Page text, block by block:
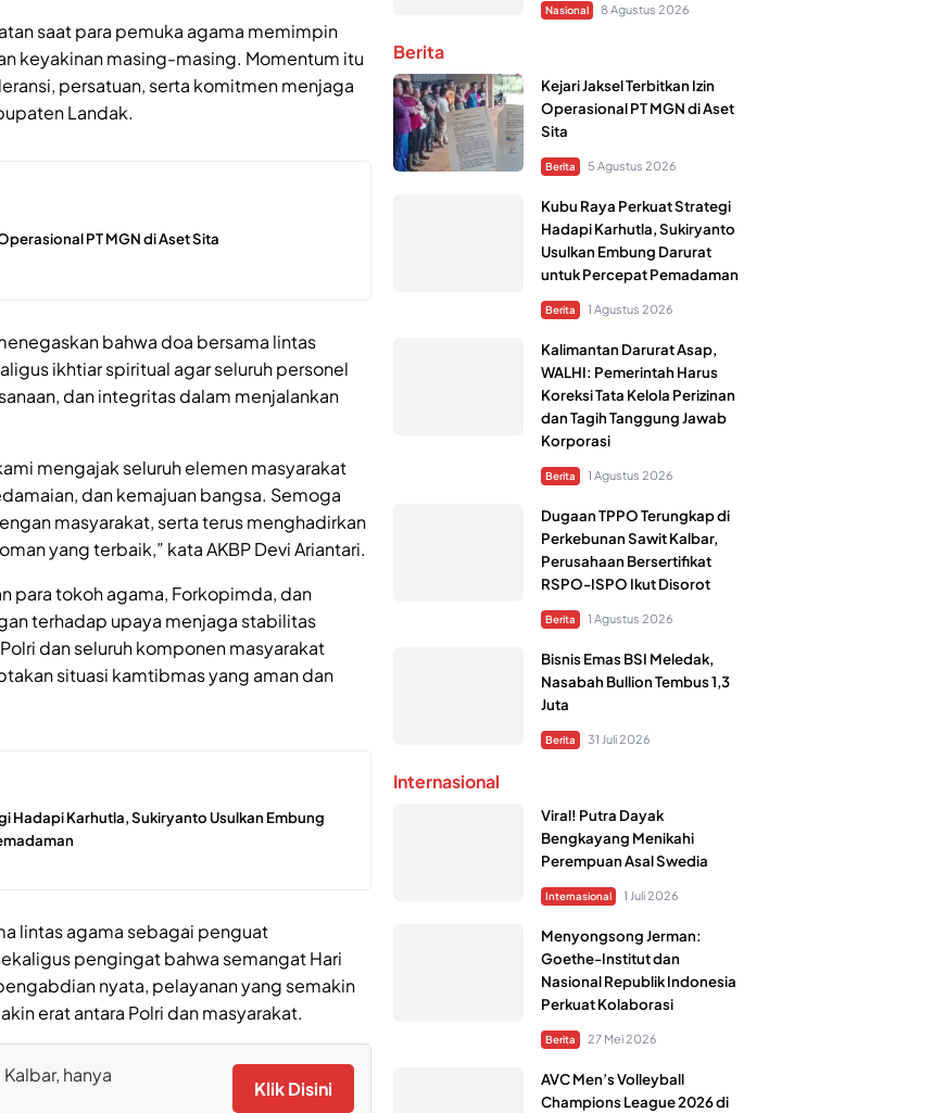
saat para pemuka agama memimpin
keyakinan masing-masing. Momentum itu
persatuan, serta komitmen menjaga
Landak.
PT MGN di Aset Sita
bahwa doa bersama lintas
ikhtiar spiritual agar seluruh personel
dan integritas dalam menjalankan
mengajak seluruh elemen masyarakat
dan kemajuan bangsa. Semoga
masyarakat, serta terus menghadirkan
yang terbaik,” kata AKBP Devi Ariantari.
para tokoh agama, Forkopimda, dan
terhadap upaya menjaga stabilitas
dan seluruh komponen masyarakat
situasi kamtibmas yang aman dan
Hadapi Karhutla, Sukiryanto Usulkan Embung
lintas agama sebagai penguat
pengingat bahwa semangat Hari
nyata, pelayanan yang semakin
erat antara Polri dan masyarakat.
hanya
Klik Disini
Nasional 8 Agustus 2026
Berita
Kejari Jaksel Terbitkan Izin
Operasional PT MGN di Aset
Sita
Berita 5 Agustus 2026
Kubu Raya Perkuat Strategi
Hadapi Karhutla, Sukiryanto
Usulkan Embung Darurat
untuk Percepat Pemadaman
Berita 1 Agustus 2026
Kalimantan Darurat Asap,
WALHI: Pemerintah Harus
Koreksi Tata Kelola Perizinan
dan Tagih Tanggung Jawab
Korporasi
Berita 1 Agustus 2026
Dugaan TPPO Terungkap di
Perkebunan Sawit Kalbar,
Perusahaan Bersertifikat
RSPO-ISPO Ikut Disorot
Berita 1 Agustus 2026
Bisnis Emas BSI Meledak,
Nasabah Bullion Tembus 1,3
Juta
Berita 31 Juli 2026
Internasional
Viral! Putra Dayak
Bengkayang Menikahi
Perempuan Asal Swedia
Internasional 1 Juli 2026
Menyongsong Jerman:
Goethe-Institut dan
Nasional Republik Indonesia
Perkuat Kolaborasi
Berita 27 Mei 2026
AVC Men’s Volleyball
Champions League 2026 di